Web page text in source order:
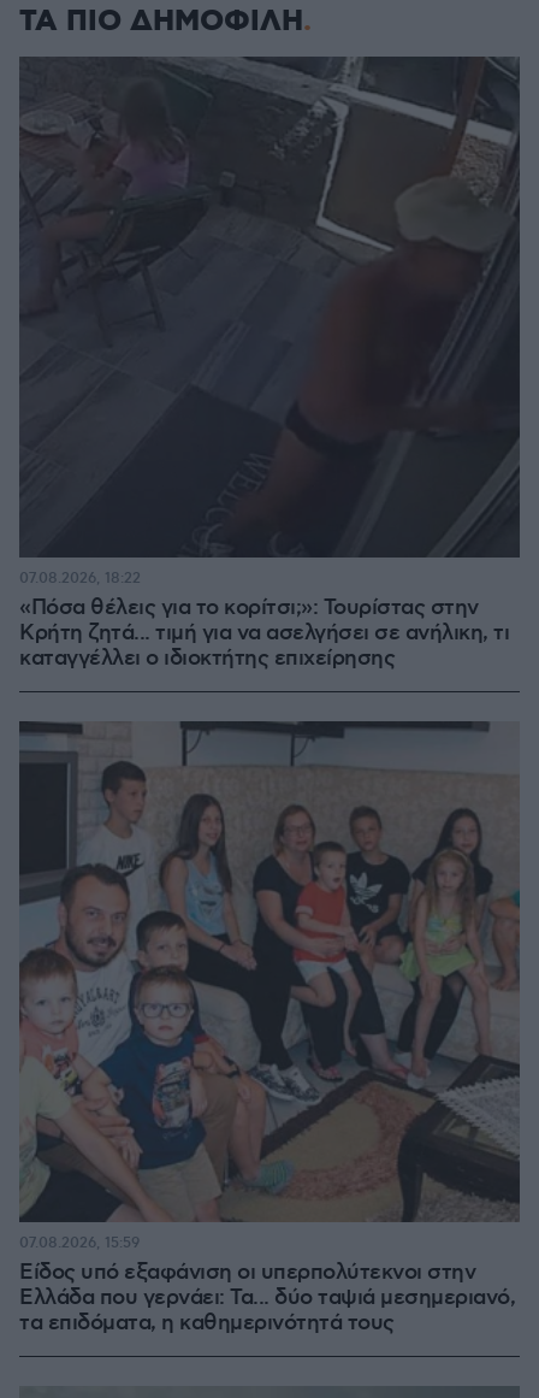
ΤΑ ΠΙΟ ΔΗΜΟΦΙΛΗ
«Πόσα θέλεις για το κορίτσι;»: Τουρίστας στην
Κρήτη ζητά... τιμή για να ασελγήσει σε ανήλικη, τι
καταγγέλλει ο ιδιοκτήτης επιχείρησης
07.08.2026, 18:22
Είδος υπό εξαφάνιση οι υπερπολύτεκνοι στην
Ελλάδα που γερνάει: Τα... δύο ταψιά μεσημεριανό,
τα επιδόματα, η καθημερινότητά τους
07.08.2026, 15:59